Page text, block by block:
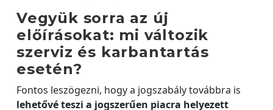
Vegyük sorra az új
előírásokat: mi változik
szerviz és karbantartás
esetén?
Fontos leszögezni, hogy a jogszabály továbbra is
lehetővé teszi a jogszerűen piacra helyezett